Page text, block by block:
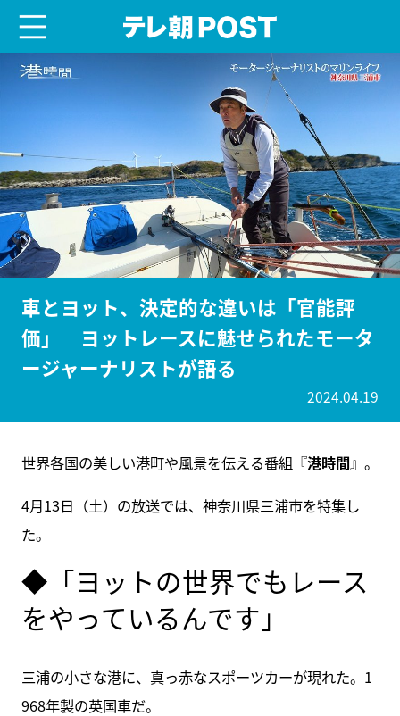
車とヨット、決定的な違いは「官能評
価」 ヨットレースに魅せられたモータ
ージャーナリストが語る
2024.04.19
世界各国の美しい港町や風景を伝える番組『港時間』。
4月13日（土）の放送では、神奈川県三浦市を特集し
た。
◆「ヨットの世界でもレース
をやっているんです」
三浦の小さな港に、真っ赤なスポーツカーが現れた。1
968年製の英国車だ。